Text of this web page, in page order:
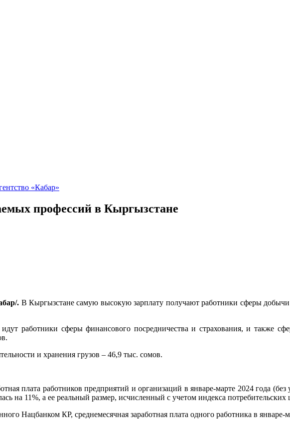
профессий в Кыргызстане
. В Кыргызстане самую высокую зарплату получают работники сферы
работники сферы финансового посредничества и страхования, и также
и хранения грузов – 46,9 тыс. сомов.
плата работников предприятий и организаций в январе-марте 2024 года
на 11%, а ее реальный размер, исчисленный с учетом индекса потребительских
Нацбанком КР, среднемесячная заработная плата одного работника в январе-